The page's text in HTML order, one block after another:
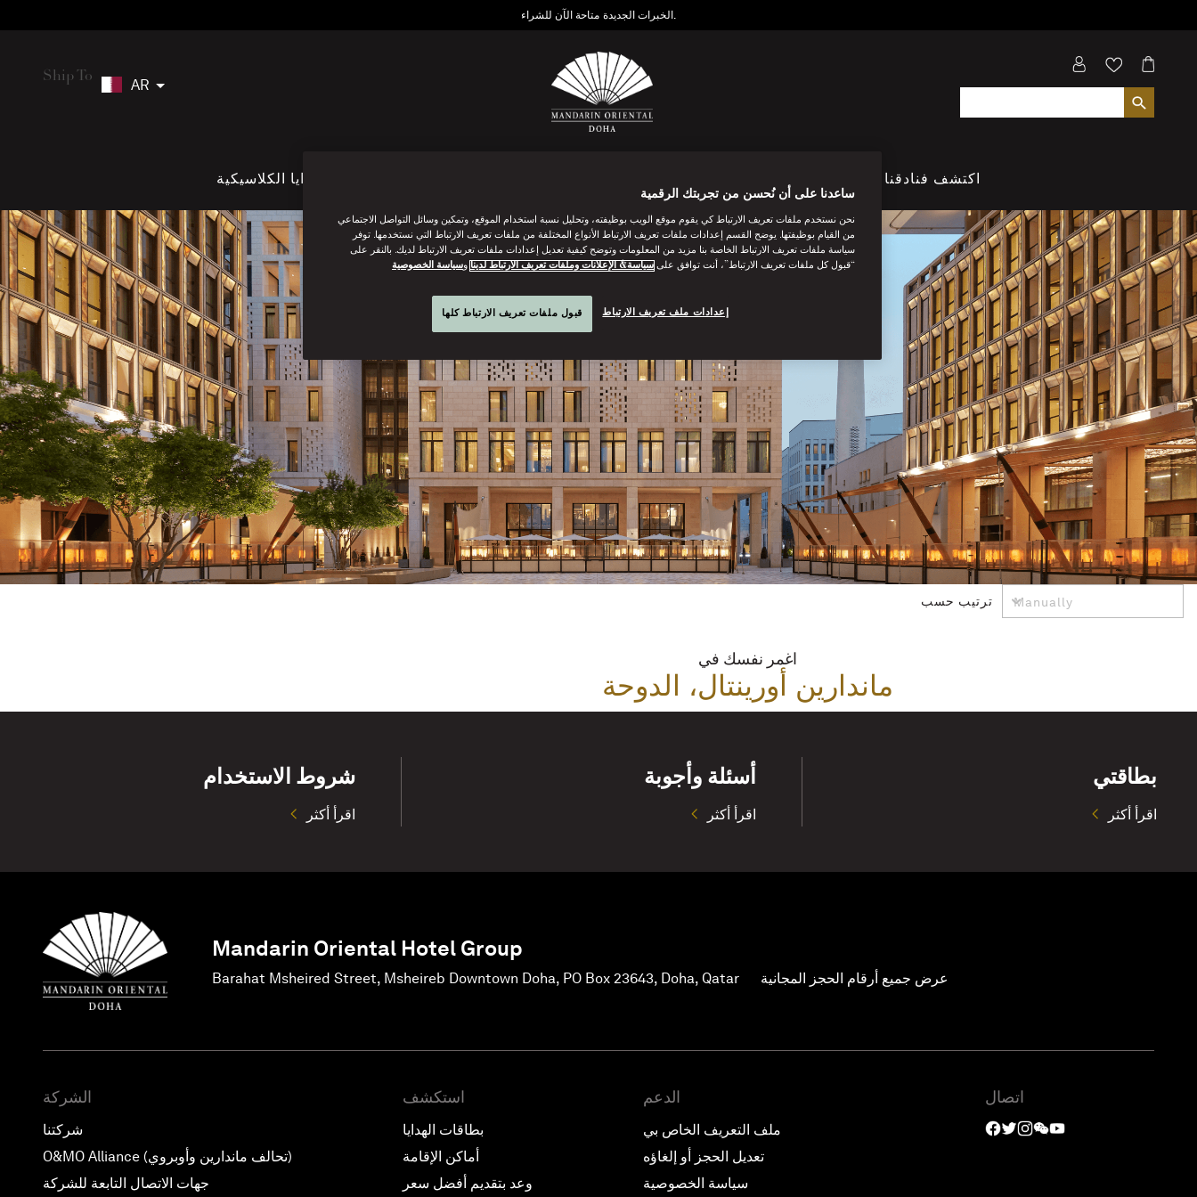
الخبرات الجديدة متاحة الآن للشراء.
Ship To AR
بطاقة الهدايا الكلاسيكية اكتشف فنادقنا
ترتيب حسب
اغمر نفسك في
ماندارين أورينتال، الدوحة
شروط الاستخدام
اقرأ أكثر
أسئلة وأجوبة
اقرأ أكثر
بطاقتي
اقرأ أكثر
Mandarin Oriental Hotel Group
Barahat Msheired Street, Msheireb Downtown Doha, PO Box 23643, Doha, Qatar عرض جميع أرقام الحجز المجانية
الشركة
شركتنا
O&MO Alliance (تحالف ماندارين وأوبروي)
جهات الاتصال التابعة للشركة
استكشف
بطاقات الهدايا
أماكن الإقامة
وعد بتقديم أفضل سعر
الدعم
ملف التعريف الخاص بي
تعديل الحجز أو إلغاؤه
سياسة الخصوصية
اتصال
ساعدنا على أن نُحسن من تجربتك الرقمية
نحن نستخدم ملفات تعريف الارتباط كي يقوم موقع الويب بوظيفته، وتحليل نسبة استخدام الموقع، وتمكين وسائل التواصل الاجتماعي
من القيام بوظيفتها. يوضح القسم إعدادات ملفات تعريف الارتباط الأنواع المختلفة من ملفات تعريف الارتباط التي نستخدمها. توفر
سياسة ملفات تعريف الارتباط الخاصة بنا مزيد من المعلومات وتوضح كيفية تعديل إعدادات ملفات تعريف الارتباط لديك. بالنقر على
“قبول كل ملفات تعريف الارتباط”، أنت توافق على سياسة& الإعلانات وملفات تعريف الارتباط لدينا وسياسة الخصوصية
إعدادات ملف تعريف الارتباط قبول ملفات تعريف الارتباط كلها